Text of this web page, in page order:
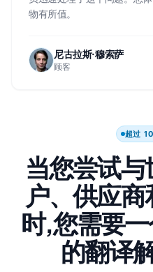
物有所值。
尼古拉斯·穆索萨
顾客
超过
当您尝试
户、供应
时,您需要
的翻译